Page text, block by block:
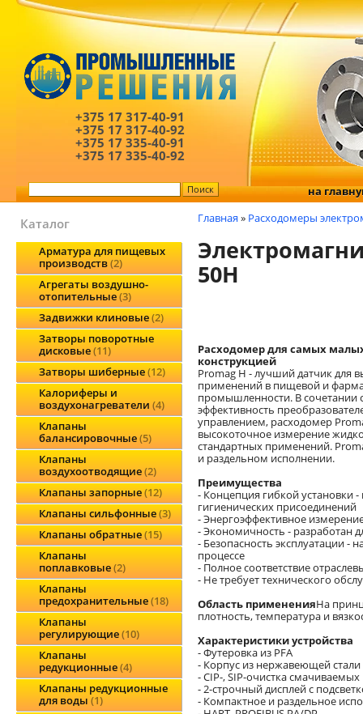
+375 17 317-40-91
+375 17 317-40-92
+375 17 335-40-91
+375 17 335-40-92
на
Каталог
Арматура для пищевых
производств 2
Агрегаты воздушно-
отопительные 3
Задвижки клиновые 2
Затворы поворотные
дисковые 11
Затворы шиберные 12
Калориферы и
воздухонагреватели 4
Клапаны
балансировочные 5
Клапаны
воздухоотводящие 2
Клапаны запорные 12
Клапаны сильфонные 3
Клапаны обратные 15
Клапаны
поплавковые 2
Клапаны
предохранительные 18
Клапаны
регулирующие 10
Клапаны
редукционные 4
Клапаны редукционные
для воды 1
Главная » Расходомеры
50H
Расходомер для самых
конструкцией
Promag H - лучший датчик для
применений в пищевой и
промышленности. В сочетании
эффективность
управлением, расходомер
высокоточное измерение
стандартных применений.
и раздельном исполнении.
Преимущества
- Концепция гибкой установки
гигиенических присоединений
- Энергоэффективное
- Экономичность - разработан
- Безопасность эксплуатации -
процессе
- Полное соответствие
- Не требует технического
Область примененияНа
плотность, температура и
Характеристики устройства
- Футеровка из PFA
- Корпус из нержавеющей стали
- CIP-, SIP-очистка
- 2-строчный дисплей с
- Компактное и раздельное